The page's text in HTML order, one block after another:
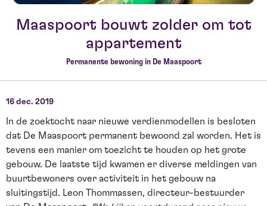
Maaspoort bouwt zolder om tot
appartement
Permanente bewoning in De Maaspoort
16 dec. 2019
In de zoektocht naar nieuwe verdienmodellen is besloten
dat De Maaspoort permanent bewoond zal worden. Het is
tevens een manier om toezicht te houden op het grote
gebouw. De laatste tijd kwamen er diverse meldingen van
buurtbewoners over activiteit in het gebouw na
sluitingstijd. Leon Thommassen, directeur-bestuurder